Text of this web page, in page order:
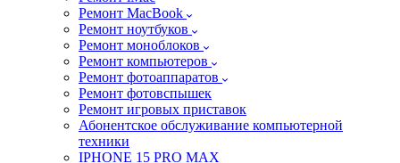
Ремонт MacBook
Ремонт ноутбуков
Ремонт моноблоков
Ремонт компьютеров
Ремонт фотоаппаратов
Ремонт фотовспышек
Ремонт игровых приставок
Абонентское обслуживание компьютерной
техники
IPHONE 15 PRO MAX